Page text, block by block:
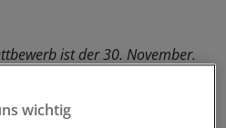
ist der 30. November.
wichtig